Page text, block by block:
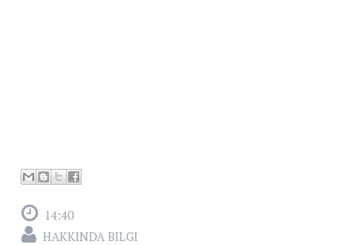
14:40
HAKKINDA BILGI